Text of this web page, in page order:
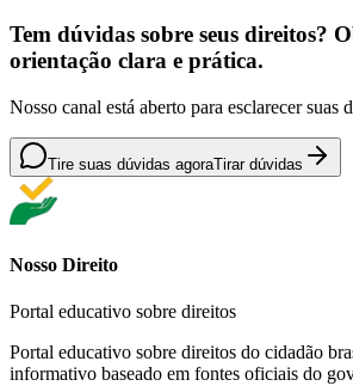
Tem dúvidas sobre seus direitos?
orientação clara e prática.
Nosso canal está aberto para esclarecer suas
Tire suas dúvidas agoraTirar dúvidas
Nosso Direito
Portal educativo sobre direitos
Portal educativo sobre direitos do cidadão
informativo baseado em fontes oficiais do